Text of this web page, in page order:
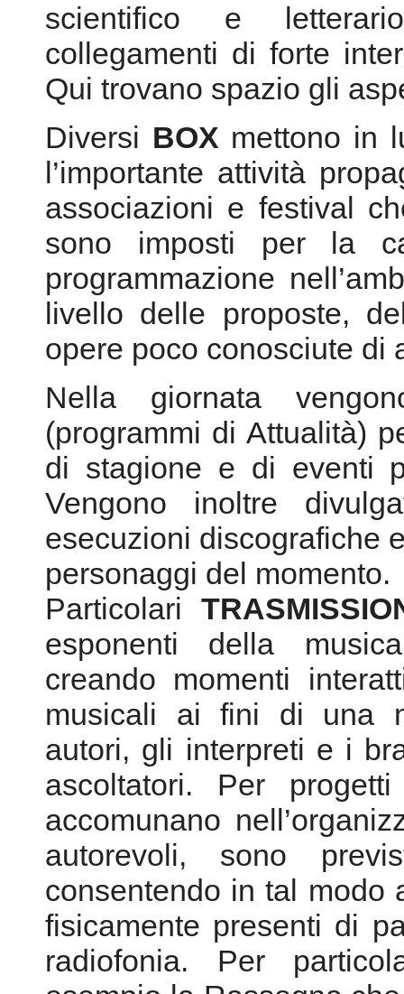
l’importante attività
associazioni e festival
sono imposti per la
programmazione
livello delle proposte,
opere poco conosciute di
Nella giornata
(programmi di Attualità)
di stagione e di eventi
Vengono inoltre
esecuzioni discografiche
personaggi del momento.
Particolari
esponenti della
creando momenti
musicali ai fini di una
autori, gli interpreti e i
ascoltatori. Per
accomunano
autorevoli, sono
consentendo in tal modo
fisicamente presenti di
radiofonia. Per
esempio la Rassegna
a Bologna, incentrata
40° della scomparsa,
concerti, convegni e
reperibilità.